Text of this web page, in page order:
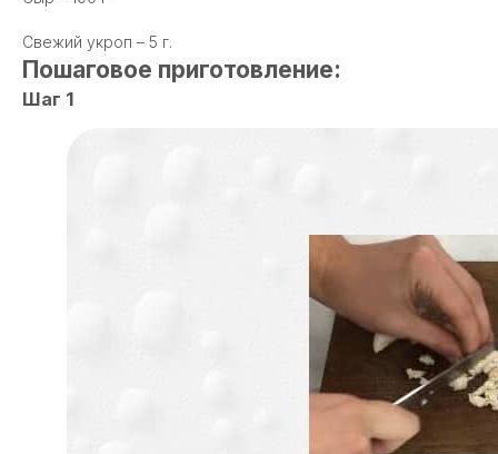
Свежий укроп – 5 г.
Пошаговое приготовление:
Шаг 1